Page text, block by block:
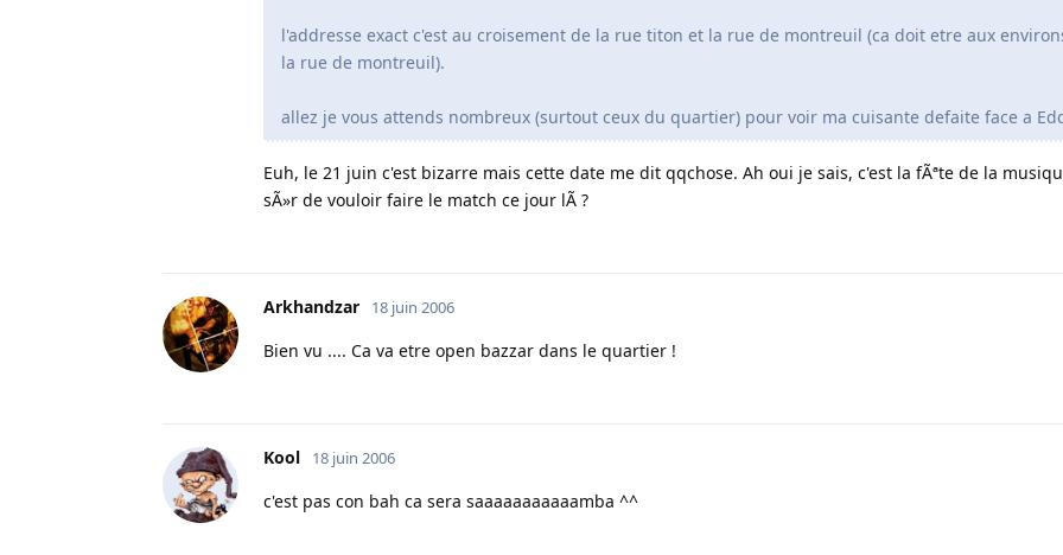
l'addresse exact c'est au croisement de la rue titon et la rue de montreuil (ca doit etre aux
la rue de montreuil).
allez je vous attends nombreux (surtout ceux du quartier) pour voir ma cuisante defaite face a
Euh, le 21 juin c'est bizarre mais cette date me dit qqchose. Ah oui je sais, c'est la fÃªte de la
sÃ»r de vouloir faire le match ce jour lÃ ?
Arkhandzar 18 juin 2006
Bien vu .... Ca va etre open bazzar dans le quartier !
Kool 18 juin 2006
c'est pas con bah ca sera saaaaaaaaaaamba ^^